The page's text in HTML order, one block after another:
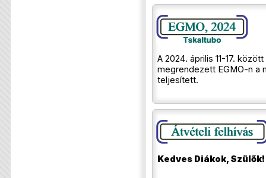
A 2024. április 11-17.
megrendezett EGMO-n a
teljesített.
Kedves Diákok, Szülők!